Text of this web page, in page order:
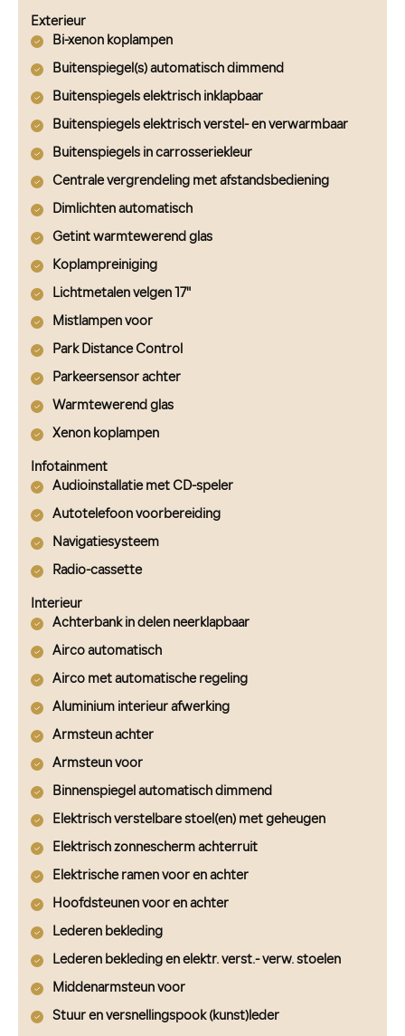
Exterieur
Bi-xenon koplampen
Buitenspiegel(s) automatisch dimmend
Buitenspiegels elektrisch inklapbaar
Buitenspiegels elektrisch verstel- en verwarmbaar
Buitenspiegels in carrosseriekleur
Centrale vergrendeling met afstandsbediening
Dimlichten automatisch
Getint warmtewerend glas
Koplampreiniging
Lichtmetalen velgen 17"
Mistlampen voor
Park Distance Control
Parkeersensor achter
Warmtewerend glas
Xenon koplampen
Infotainment
Audioinstallatie met CD-speler
Autotelefoon voorbereiding
Navigatiesysteem
Radio-cassette
Interieur
Achterbank in delen neerklapbaar
Airco automatisch
Airco met automatische regeling
Aluminium interieur afwerking
Armsteun achter
Armsteun voor
Binnenspiegel automatisch dimmend
Elektrisch verstelbare stoel(en) met geheugen
Elektrisch zonnescherm achterruit
Elektrische ramen voor en achter
Hoofdsteunen voor en achter
Lederen bekleding
Lederen bekleding en elektr. verst.- verw. stoelen
Middenarmsteun voor
Stuur en versnellingspook (kunst)leder